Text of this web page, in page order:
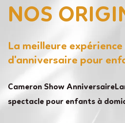
NOS
La meilleure
d'anniversaire pour
Cameron Show
spectacle pour enfants à